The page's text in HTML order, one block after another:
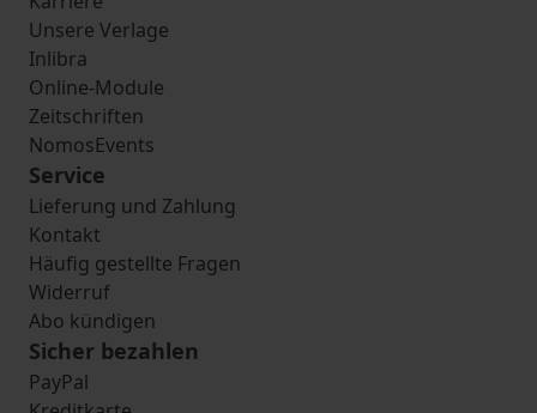
Unsere Verlage
Inlibra
Online-Module
Zeitschriften
NomosEvents
Service
Lieferung und Zahlung
Kontakt
Häufig gestellte Fragen
Widerruf
Abo kündigen
Sicher bezahlen
PayPal